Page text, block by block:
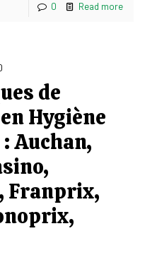
0 Read more
de
Hygiène
Auchan,
Franprix,